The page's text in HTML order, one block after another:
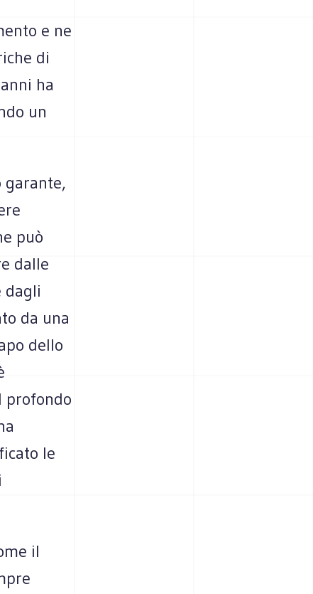
e ne
di
ha
un
garante,
può
dalle
dagli
da una
dello
profondo
le
il